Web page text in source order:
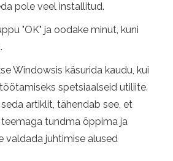
pole veel installitud.
"OK" ja oodake minut, kuni
Windowsis käsurida kaudu, kui
spetsiaalseid utiliite.
artiklit, tähendab see, et
tundma õppima ja
valdada juhtimise alused